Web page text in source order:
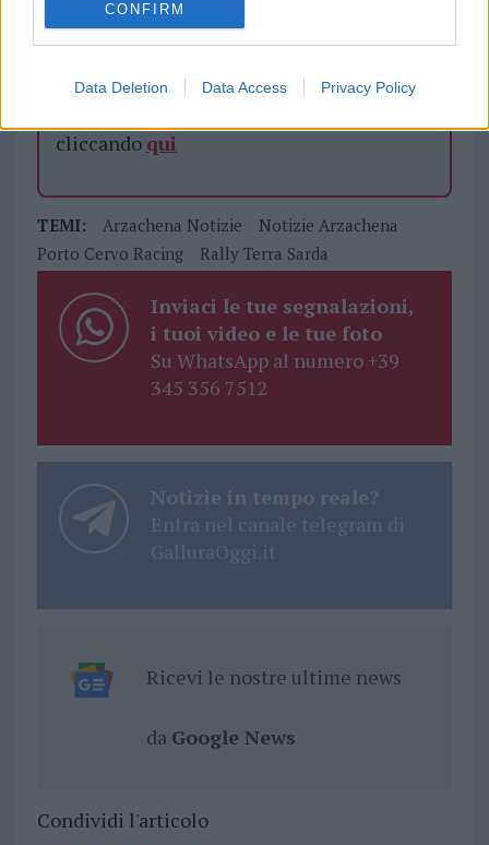
CONFIRM
Data Deletion Data Access Privacy Policy
Sei già abbonato?
Puoi effettuare l'accesso andando nella
cliccando qui
TEMI: Arzachena Notizie
Notizie Arzachena
Porto Cervo Racing
Rally Terra Sarda
Inviaci le tue segnalazioni,
i tuoi video e le tue foto
Su WhatsApp al numero +39
345 356 7512
Notizie in tempo reale?
Entra nel canale telegram di
GalluraOggi.it
Ricevi le nostre ultime news
da Google News
Condividi l'articolo